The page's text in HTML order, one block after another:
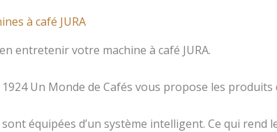
à café JURA
entretenir votre machine à café JURA.
1924 Un Monde de Cafés vous propose les
sont équipées d’un système intelligent. Ce qui